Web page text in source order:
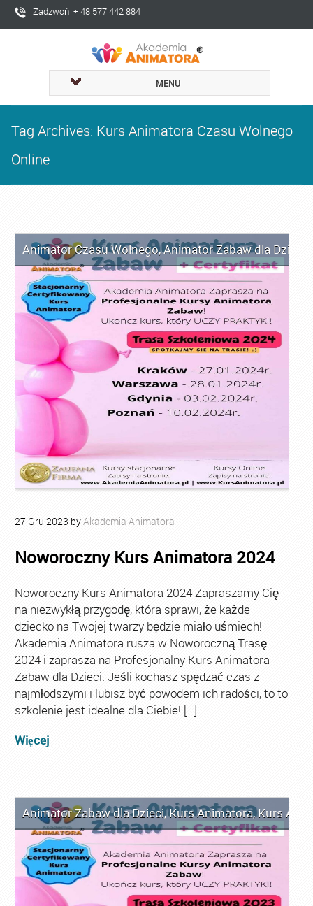
Zadzwoń + 48 577 442 884
MENU
Tag Archives: Kurs Animatora Czasu Wolnego
Online
Animator Czasu Wolnego,Animator Zabaw dla Dzieci
27 Gru 2023 byAkademia Animatora
Noworoczny Kurs Animatora 2024
Noworoczny Kurs Animatora 2024 Zapraszamy Cię
na niezwykłą przygodę, która sprawi, że każde
dziecko na Twojej twarzy będzie miało uśmiech!
Akademia Animatora rusza w Noworoczną Trasę
2024 i zaprasza na Profesjonalny Kurs Animatora
Zabaw dla Dzieci. Jeśli kochasz spędzać czas z
najmłodszymi i lubisz być powodem ich radości, to to
szkolenie jest idealne dla Ciebie! […]
Więcej
Animator Zabaw dla Dzieci,Kurs Animatora,Kurs